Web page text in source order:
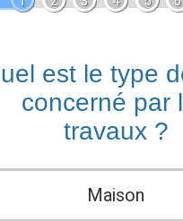
est le type
concerné par
travaux ?
Maison